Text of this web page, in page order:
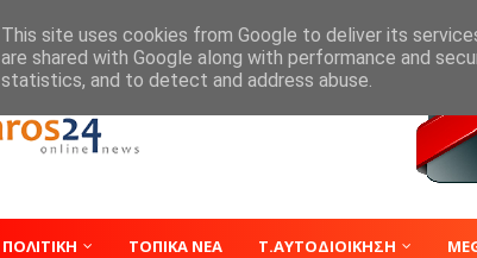
ΠΟΛΙΤΙΚΗ ΤΟΠΙΚΑ ΝΕΑ Τ.ΑΥΤΟΔΙΟΙΚΗΣΗ
This site uses cookies from Google to deliver its
are shared with Google along with performance and
statistics, and to detect and address abuse.